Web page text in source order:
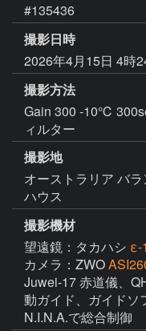
#135436
撮影日時
2026年4月15日 4時
撮影方法
Gain 300 -10℃
ィルター
撮影地
オーストラリア バ
ハウス
撮影機材
望遠鏡：タカハシ ε-
カメラ：ZWO
Juwei-17 赤道儀、
動ガイド、ガイドソ
N.I.N.A.で総合制御